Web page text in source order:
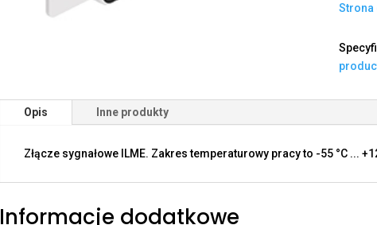
Strona
Opis Inne produkty
Złącze sygnałowe ILME. Zakres temperaturowy pracy to -55 °C ...
Informacje dodatkowe